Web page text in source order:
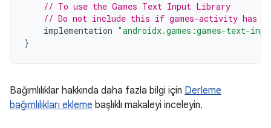
// To use the Games Text Input Library
// Do not include this if games-activity has
implementation "androidx.games:games-text-
}
Bağımlılıklar hakkında daha fazla bilgi için Derleme
bağımlılıkları ekleme başlıklı makaleyi inceleyin.